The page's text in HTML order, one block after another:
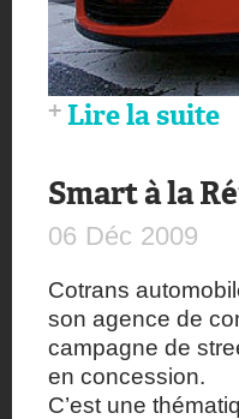
Lire la suite
Smart à la
06 Déc 2009
Cotrans
son agence de
campagne de
en concession.
C’est une